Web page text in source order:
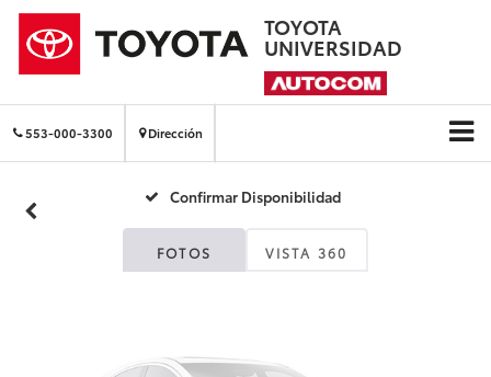
TOYOTA
UNIVERSIDAD
553-000-3300 Dirección
Confirmar Disponibilidad
FOTOS VISTA 360
Fotos No
Disponibles
Por favor, revise luego